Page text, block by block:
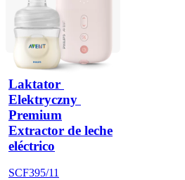
Laktator
Elektryczny
Premium
Extractor de leche
eléctrico
SCF395/11